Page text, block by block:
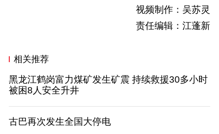
视频制作：吴苏灵
责任编辑：江蓬新
相关推荐
黑龙江鹤岗富力煤矿发生矿震 持续救援30多小时
被困8人安全升井
古巴再次发生全国大停电